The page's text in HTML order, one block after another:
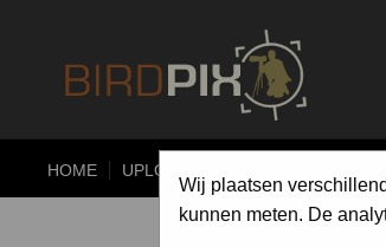
HOME UPLOAD
Wij plaatsen
kunnen meten. De